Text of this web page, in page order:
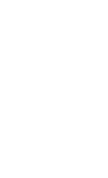
Pourquoi
Le
réuni il y a
nationale
» 2018 et